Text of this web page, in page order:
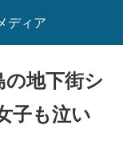
ディア
地下街シ
子も泣い